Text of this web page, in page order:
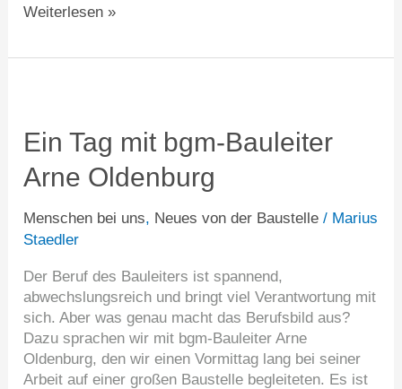
Weiterlesen »
Ein Tag mit bgm-Bauleiter
Arne Oldenburg
Menschen bei uns, Neues von der Baustelle / Marius
Staedler
Der Beruf des Bauleiters ist spannend,
abwechslungsreich und bringt viel Verantwortung mit
sich. Aber was genau macht das Berufsbild aus?
Dazu sprachen wir mit bgm-Bauleiter Arne
Oldenburg, den wir einen Vormittag lang bei seiner
Arbeit auf einer großen Baustelle begleiteten. Es ist
mit
bgm-
Bauleiter
Oldenburg